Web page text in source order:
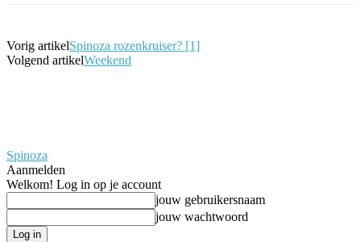
Vorig artikelSpinoza rozenkruiser? [1]
Volgend artikelWeekend
Spinoza
Aanmelden
Welkom! Log in op je account
jouw gebruikersnaam
jouw wachtwoord